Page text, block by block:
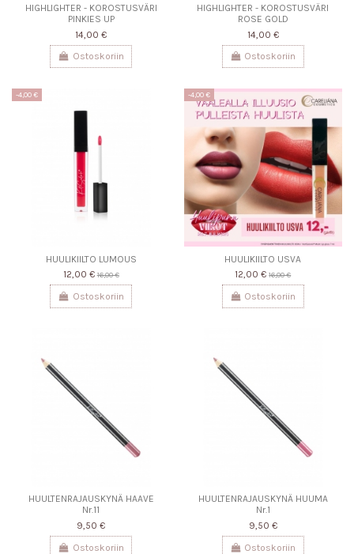
HIGHLIGHTER - KOROSTUSVÄRI
PINKIES UP
14,00 €
Ostoskoriin
HIGHLIGHTER - KOROSTUSVÄRI
ROSE GOLD
14,00 €
Ostoskoriin
-4,00 €
HUULIKIILTO LUMOUS
12,00 €16,00 €
Ostoskoriin
-4,00 €
HUULIKIILTO USVA
12,00 €16,00 €
Ostoskoriin
HUULTENRAJAUSKYNÄ HAAVE
Nr.11
9,50 €
Ostoskoriin
HUULTENRAJAUSKYNÄ HUUMA
Nr.1
9,50 €
Ostoskoriin